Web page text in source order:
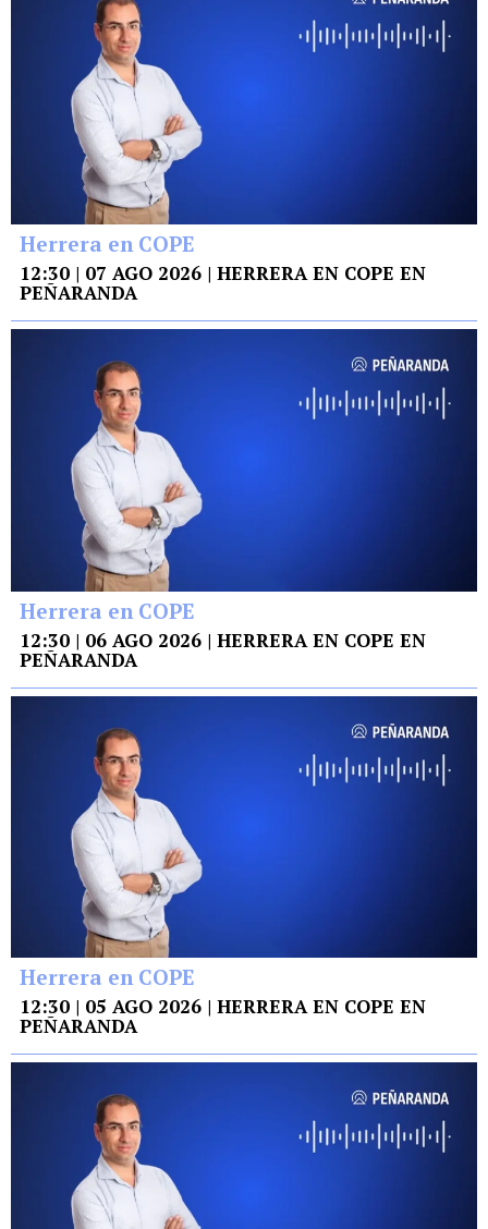
Herrera en COPE
12:30 | 07 AGO 2026 | HERRERA EN COPE EN
PEÑARANDA
Herrera en COPE
12:30 | 06 AGO 2026 | HERRERA EN COPE EN
PEÑARANDA
Herrera en COPE
12:30 | 05 AGO 2026 | HERRERA EN COPE EN
PEÑARANDA